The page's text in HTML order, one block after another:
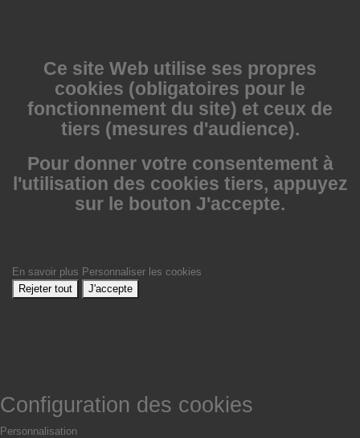
Ce site Web utilise ses propres
cookies (obligatoires pour le
fonctionnement du site) et ceux de
tiers (mesures d'audience).
Pour donner votre consentement à
l'utilisation des cookies tiers, appuyez
sur le bouton J'accepte.
En savoir plus Personnaliser les cookies
Rejeter tout
J'accepte
Configuration des cookies
Personnalisation